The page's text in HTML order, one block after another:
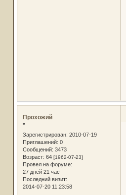
Прохожий
*
Зарегистрирован: 2010-07-19
Приглашений: 0
Сообщений: 3473
Возраст: 64 [1962-07-23]
Провел на форуме:
27 дней 21 час
Последний визит:
2014-07-20 11:23:58